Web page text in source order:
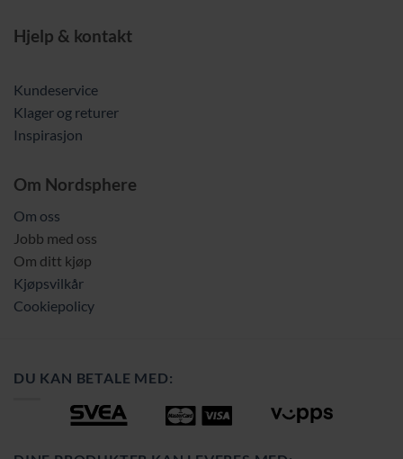
Hjelp & kontakt
Kundeservice
Klager og returer
Inspirasjon
Om Nordsphere
Om oss
Jobb med oss
Om ditt kjøp
Kjøpsvilkår
Cookiepolicy
DU KAN BETALE MED: